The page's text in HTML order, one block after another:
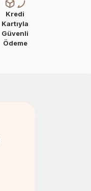
Kredi
Kartıyla
Güvenli
Ödeme